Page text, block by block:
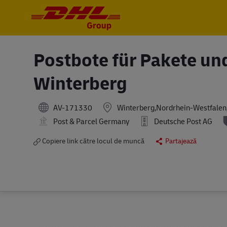
Postbote für Pakete
Winterberg
AV-171330 Winterberg,Nordrhein-
Post & Parcel Germany
Deutsche Post AG
Copiere link către locul de muncă
Partajează